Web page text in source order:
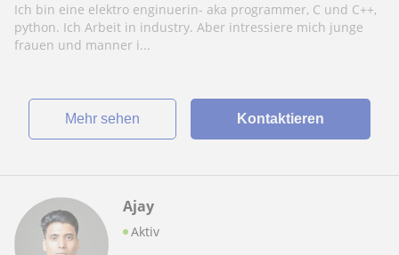
Ich bin eine elektro enginuerin- aka programmer, C und C++,
python. Ich Arbeit in industry. Aber intressiere mich junge
frauen und manner i...
Mehr sehen Kontaktieren
Ajay
Aktiv